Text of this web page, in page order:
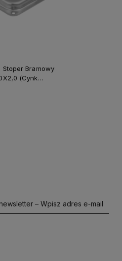
Stoper Bramowy
(Cynk
– Wpisz adres e-mail